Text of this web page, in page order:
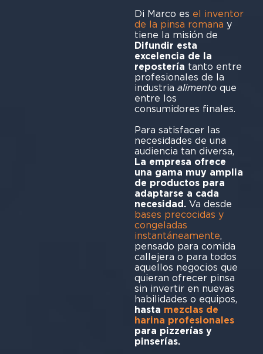
Di Marco es el inventor
de la pinsa romana y
tiene la misión de
Difundir esta
excelencia de la
repostería tanto entre
profesionales de la
industria alimentoque
entre los
consumidores finales.
Para satisfacer las
necesidades de una
audiencia tan diversa,
La empresa ofrece
una gama muy amplia
de productos para
adaptarse a cada
necesidad.Va desde
bases precocidas y
congeladas
instantáneamente,
pensado para comida
callejera o para todos
aquellos negocios que
quieran ofrecer pinsa
sin invertir en nuevas
habilidades o equipos,
hasta mezclas de
harina profesionales
para pizzerías y
pinserías.